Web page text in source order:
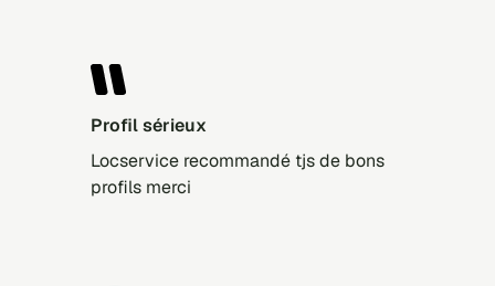
Profil sérieux
Locservice recommandé tjs de bons
profils merci